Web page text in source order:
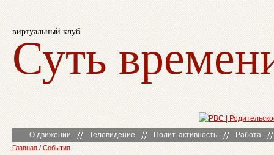
виртуальный клуб
Суть
О движении Телевидение Полит. активность Работа
Главная / События